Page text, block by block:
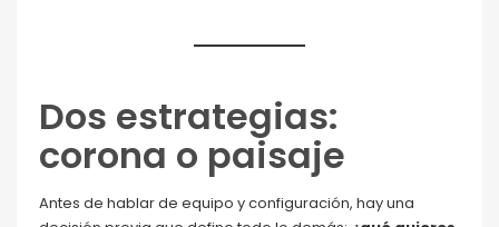
Dos estrategias:
corona o paisaje
Antes de hablar de equipo y configuración, hay una